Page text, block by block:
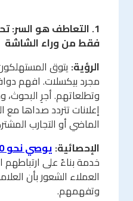
1. التعاطف هو
فقط من وراء الشاشة
الرؤية: يتوق
مجرد بيكسلات. افهم
وتطلعاتهم. أجرِ البحوث،
إعلانات تتردد صداها مع
الماضي أو التجارب
الإحصائية: يوصي نحو 70٪
خدمة بناءً على
العملاء الشعور بأن
وتفهمهم.